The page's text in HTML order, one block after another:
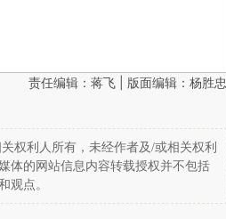
责任编辑：蒋飞 | 版面编辑：杨胜忠
权利人所有，未经作者及/或相关权利
体的网站信息内容转载授权并不包括
观点。